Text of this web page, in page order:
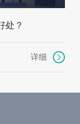
处？
详细 